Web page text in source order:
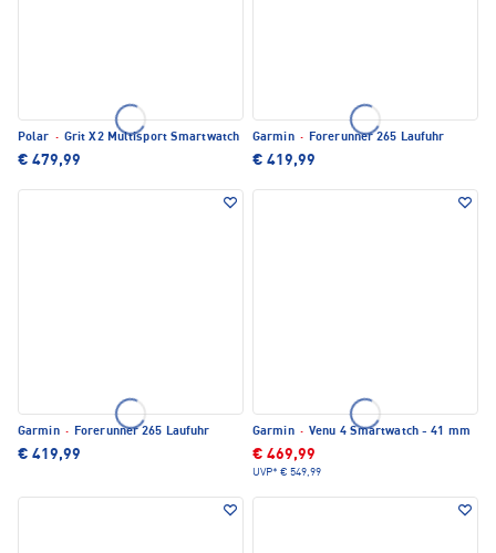
Polar · Grit X2 Multisport Smartwatch
€ 479,99
Garmin · Forerunner 265 Laufuhr
€ 419,99
Garmin · Forerunner 265 Laufuhr
€ 419,99
Garmin · Venu 4 Smartwatch - 41 mm
€ 469,99
UVP* € 549,99